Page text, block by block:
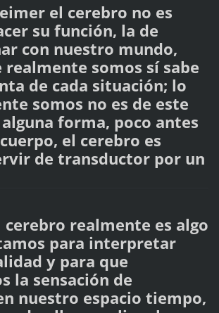
el cerebro no es
su función, la de
con nuestro mundo,
realmente somos sí sabe
de cada situación; lo
somos no es de este
forma, poco antes
el cerebro es
de transductor por un
cerebro realmente es algo
para interpretar
y para que
la sensación de
nuestro espacio tiempo,